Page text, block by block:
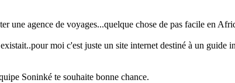
une agence de voyages...quelque chose de pas facile en
moi c'est juste un site internet destiné à un
Soninké te souhaite bonne chance.